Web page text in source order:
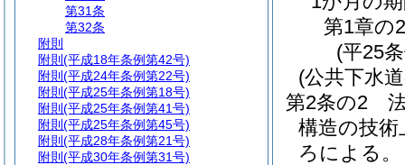
第1章の2
(平25
(公共下水
第2条の2
構造の技
ろによる。
第31条
第32条
附則
附則 (平成18年条例第42号)
附則 (平成24年条例第22号)
附則 (平成25年条例第18号)
附則 (平成25年条例第41号)
附則 (平成25年条例第45号)
附則 (平成28年条例第21号)
附則 (平成30年条例第31号)